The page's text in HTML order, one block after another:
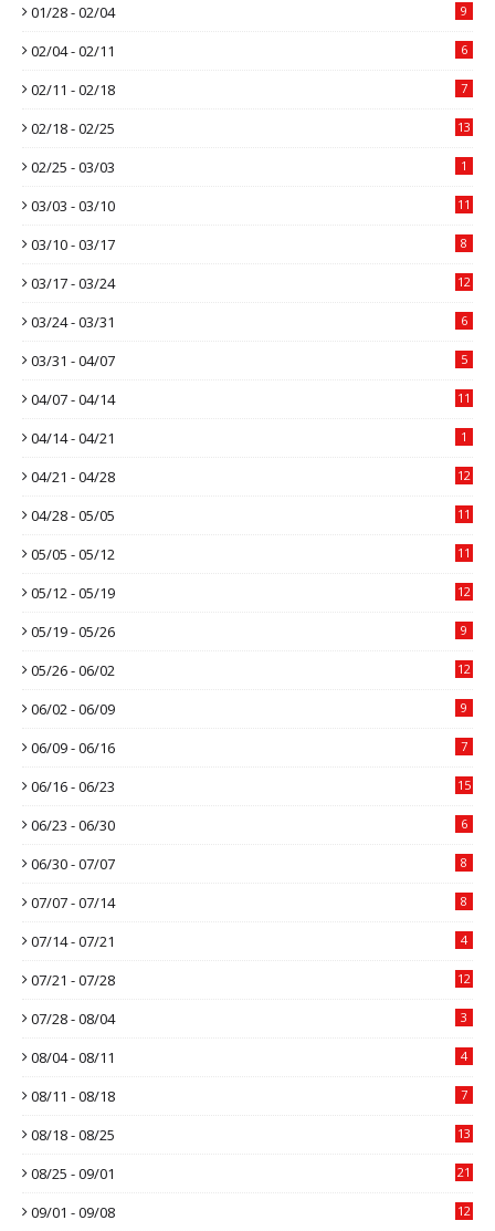
01/28 - 02/04 9
02/04 - 02/11 6
02/11 - 02/18 7
02/18 - 02/25 13
02/25 - 03/03 1
03/03 - 03/10 11
03/10 - 03/17 8
03/17 - 03/24 12
03/24 - 03/31 6
03/31 - 04/07 5
04/07 - 04/14 11
04/14 - 04/21 1
04/21 - 04/28 12
04/28 - 05/05 11
05/05 - 05/12 11
05/12 - 05/19 12
05/19 - 05/26 9
05/26 - 06/02 12
06/02 - 06/09 9
06/09 - 06/16 7
06/16 - 06/23 15
06/23 - 06/30 6
06/30 - 07/07 8
07/07 - 07/14 8
07/14 - 07/21 4
07/21 - 07/28 12
07/28 - 08/04 3
08/04 - 08/11 4
08/11 - 08/18 7
08/18 - 08/25 13
08/25 - 09/01 21
09/01 - 09/08 12